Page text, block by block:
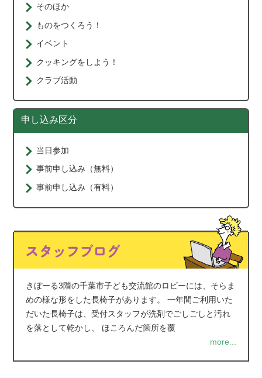
そのほか
ものをつくろう！
イベント
クッキングをしよう！
クラブ活動
申し込み区分
当日参加
事前申し込み（無料）
事前申し込み（有料）
きぼーる3階の千葉市子ども交流館のロビーには、そらま
めの様な形をした長椅子があります。 一年間ご利用いた
だいた長椅子は、受付スタッフが洗剤でごしごしと汚れ
を落として乾かし、 ほころんだ箇所を覆
more...